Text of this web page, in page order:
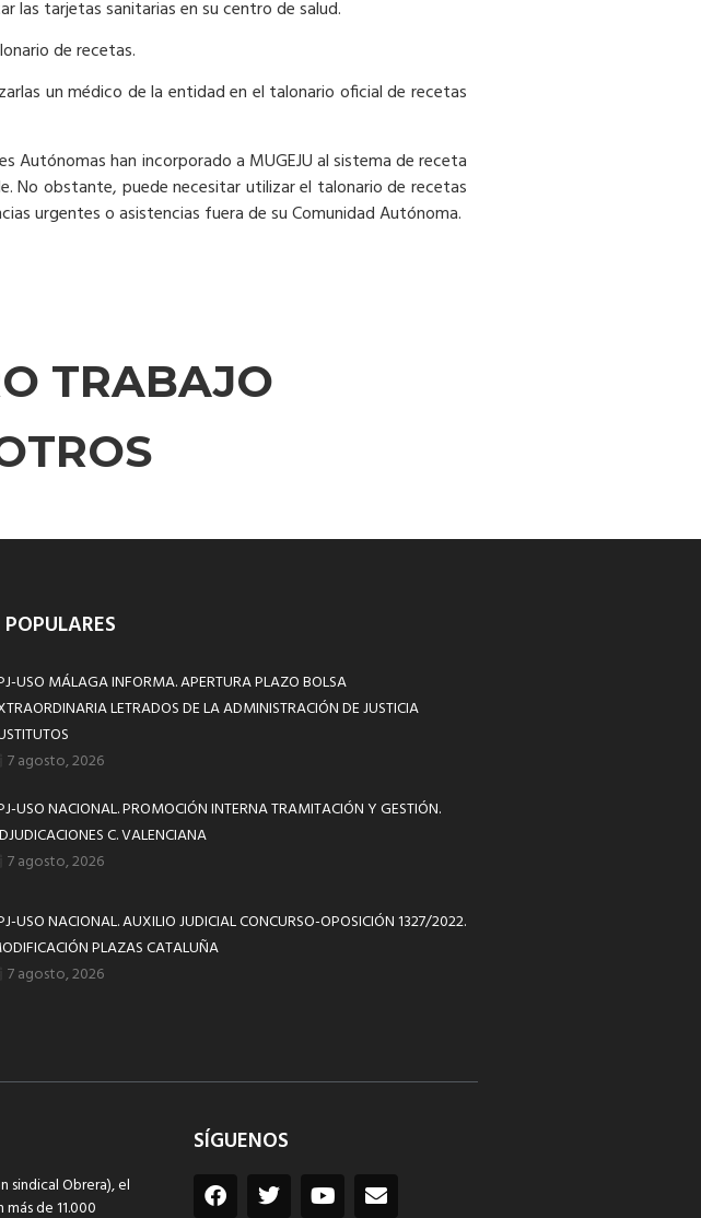
las tarjetas sanitarias en su centro de salud.
de recetas.
un médico de la entidad en el talonario oficial de recetas
Autónomas han incorporado a MUGEJU al sistema de receta
No obstante, puede necesitar utilizar el talonario de recetas
urgentes o asistencias fuera de su Comunidad Autónoma.
TRABAJO
USO MÁLAGA INFORMA. APERTURA PLAZO BOLSA
LETRADOS DE LA ADMINISTRACIÓN DE JUSTICIA
7 agosto, 2026
USO NACIONAL. PROMOCIÓN INTERNA TRAMITACIÓN Y GESTIÓN.
C. VALENCIANA
7 agosto, 2026
USO NACIONAL. AUXILIO JUDICIAL CONCURSO-OPOSICIÓN 1327/2022.
PLAZAS CATALUÑA
7 agosto, 2026
sindical Obrera), el
de 11.000
SÍGUENOS